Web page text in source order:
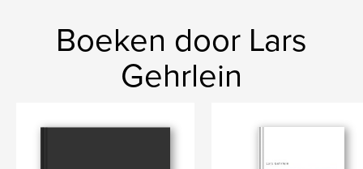
Boeken door Lars
Gehrlein